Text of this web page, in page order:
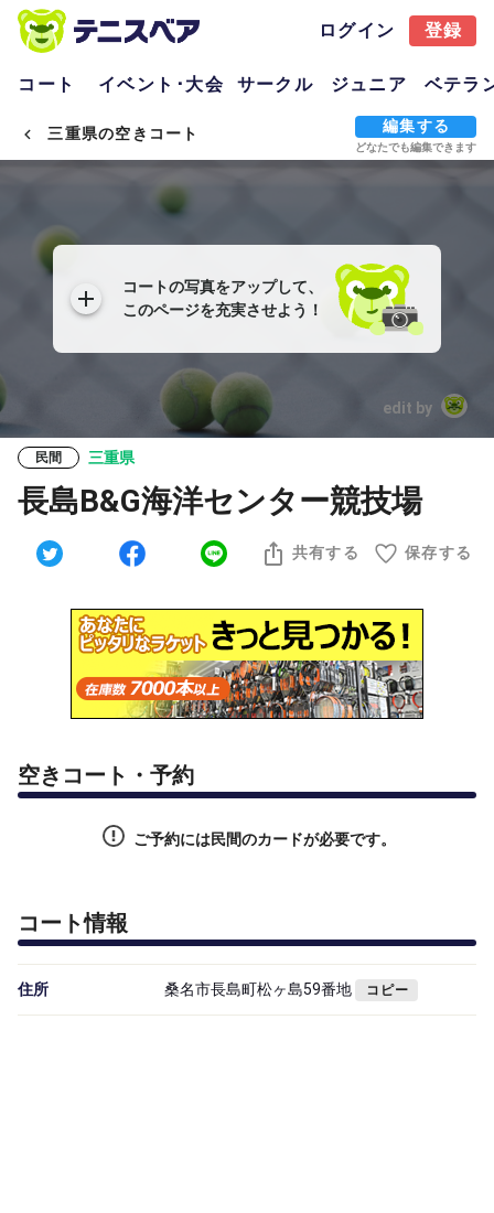
ログイン 登録
コート イベント･大会 サークル ジュニア ベテラ
三重県の空きコート 編集する
どなたでも編集できます
コートの写真をアップして、
このページを充実させよう！
edit by
民間 三重県
長島B&G海洋センター競技場
共有する 保存する
空きコート・予約
ご予約には民間のカードが必要です。
コート情報
住所 桑名市長島町松ヶ島59番地 コピー